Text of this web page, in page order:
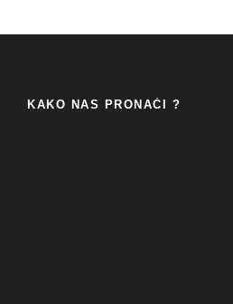
KAKO NAS PRONAĆI ?